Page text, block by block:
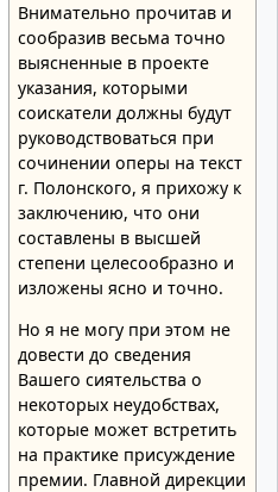
Внимательно прочитав и
сообразив весьма точно
выясненные в проекте
указания, которыми
соискатели должны будут
руководствоваться при
сочинении оперы на текст
г. Полонского, я прихожу к
заключению, что они
составлены в высшей
степени целесообразно и
изложены ясно и точно.
Но я не могу при этом не
довести до сведения
Вашего сиятельства о
некоторых неудобствах,
которые может встретить
на практике присуждение
премии. Главной дирекции